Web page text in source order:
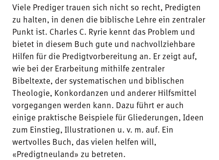
Viele Prediger trauen sich nicht so recht, Predigten
zu halten, in denen die biblische Lehre ein zentraler
Punkt ist. Charles C. Ryrie kennt das Problem und
bietet in diesem Buch gute und nachvollziehbare
Hilfen für die Predigtvorbereitung an. Er zeigt auf,
wie bei der Erarbeitung mithilfe zentraler
Bibeltexte, der systematischen und biblischen
Theologie, Konkordanzen und anderer Hilfsmittel
vorgegangen werden kann. Dazu führt er auch
einige praktische Beispiele für Gliederungen, Ideen
zum Einstieg, Illustrationen u. v. m. auf. Ein
wertvolles Buch, das vielen helfen will,
«Predigtneuland» zu betreten.